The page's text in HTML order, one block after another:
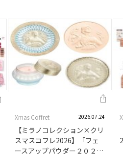
売
Xmas Coffret 2026.07.24
【ミラノコレクション×クリ
スマスコフレ2026】「フェ
ースアップパウダー２０２